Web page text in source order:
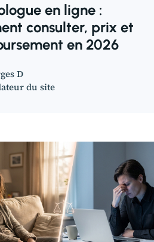
en ligne :
consulter, prix et
en 2026
D
du site